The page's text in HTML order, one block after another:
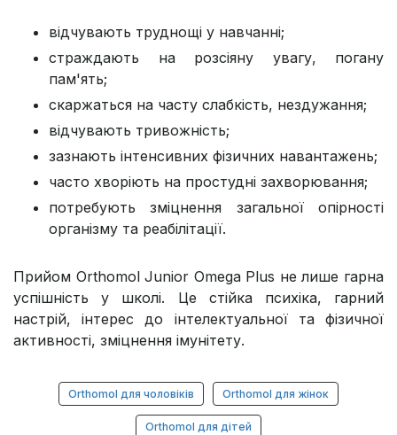
відчувають труднощі у навчанні;
страждають на розсіяну увагу, погану
пам'ять;
скаржаться на часту слабкість, нездужання;
відчувають тривожність;
зазнають інтенсивних фізичних навантажень;
часто хворіють на простудні захворювання;
потребують зміцнення загальної опірності
організму та реабілітації.
Прийом Orthomol Junior Omega Plus не лише гарна
успішність у школі. Це стійка психіка, гарний
настрій, інтерес до інтелектуальної та фізичної
активності, зміцнення імунітету.
Orthomol для чоловіків Orthomol для жінок
Orthomol для дітей